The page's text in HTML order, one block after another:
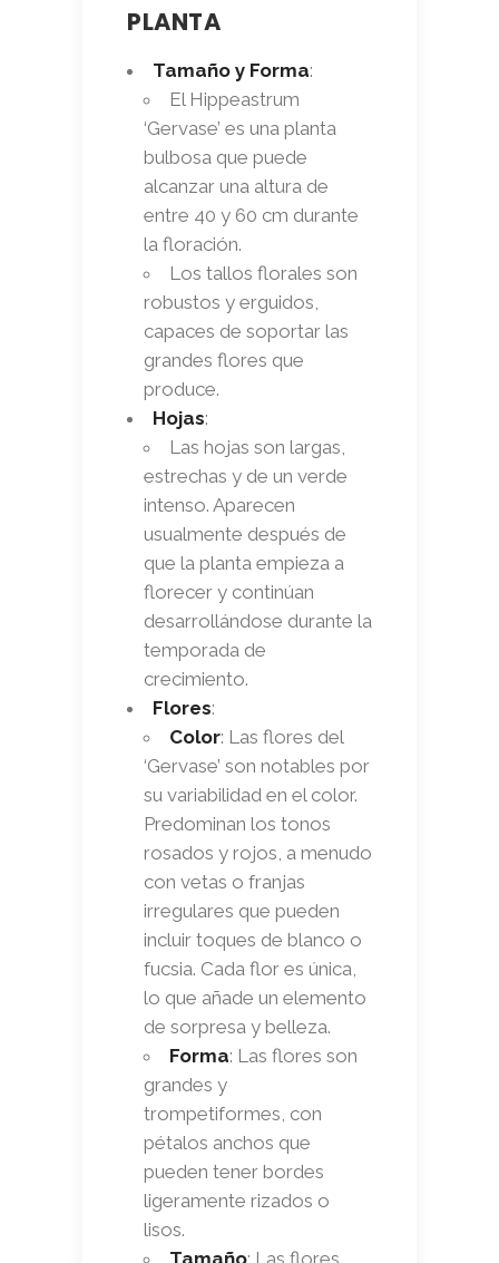
PLANTA
Tamaño y Forma:
El Hippeastrum
‘Gervase’ es una planta
bulbosa que puede
alcanzar una altura de
entre 40 y 60 cm durante
la floración.
Los tallos florales son
robustos y erguidos,
capaces de soportar las
grandes flores que
produce.
Hojas:
Las hojas son largas,
estrechas y de un verde
intenso. Aparecen
usualmente después de
que la planta empieza a
florecer y continúan
desarrollándose durante la
temporada de
crecimiento.
Flores:
Color: Las flores del
‘Gervase’ son notables por
su variabilidad en el color.
Predominan los tonos
rosados y rojos, a menudo
con vetas o franjas
irregulares que pueden
incluir toques de blanco o
fucsia. Cada flor es única,
lo que añade un elemento
de sorpresa y belleza.
Forma: Las flores son
grandes y
trompetiformes, con
pétalos anchos que
pueden tener bordes
ligeramente rizados o
lisos.
Tamaño: Las flores